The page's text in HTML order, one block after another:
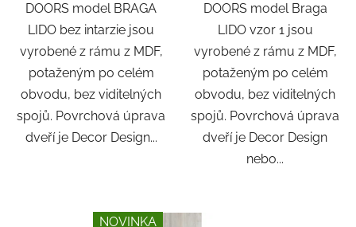
DOORS model BRAGA
LIDO bez intarzie jsou
vyrobené z rámu z MDF,
potaženým po celém
obvodu, bez viditelných
spojů. Povrchová úprava
dveří je Decor Design...
DOORS model Braga
LIDO vzor 1 jsou
vyrobené z rámu z MDF,
potaženým po celém
obvodu, bez viditelných
spojů. Povrchová úprava
dveří je Decor Design
nebo...
NOVINKA